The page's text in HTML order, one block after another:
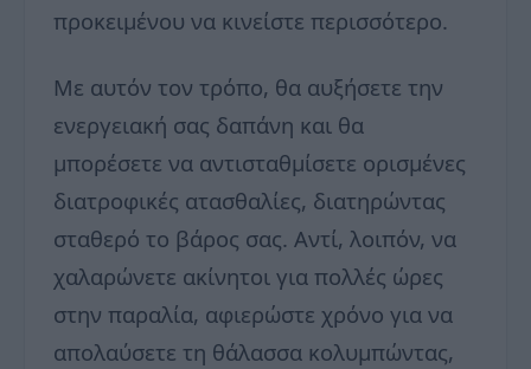
προκειμένου να κινείστε περισσότερο.
Με αυτόν τον τρόπο, θα αυξήσετε την
ενεργειακή σας δαπάνη και θα
μπορέσετε να αντισταθμίσετε ορισμένες
διατροφικές ατασθαλίες, διατηρώντας
σταθερό το βάρος σας. Αντί, λοιπόν, να
χαλαρώνετε ακίνητοι για πολλές ώρες
στην παραλία, αφιερώστε χρόνο για να
απολαύσετε τη θάλασσα κολυμπώντας,